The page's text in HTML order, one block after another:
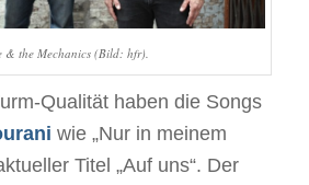
& the Mechanics (Bild: hfr).
Qualität haben die Songs
wie „Nur in meinem
Titel „Auf uns“. Der